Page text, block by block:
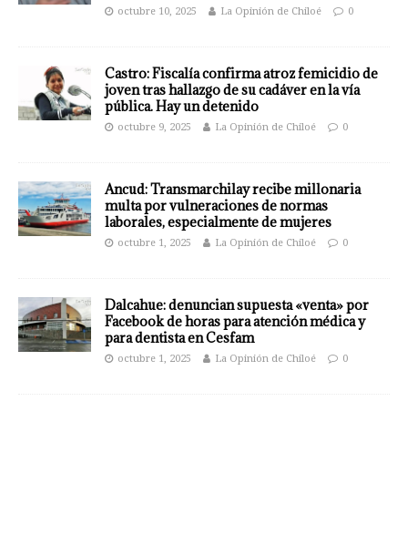
octubre 10, 2025 La Opinión de Chiloé 0
Castro: Fiscalía confirma atroz femicidio de
joven tras hallazgo de su cadáver en la vía
pública. Hay un detenido
octubre 9, 2025 La Opinión de Chiloé 0
Ancud: Transmarchilay recibe millonaria
multa por vulneraciones de normas
laborales, especialmente de mujeres
octubre 1, 2025 La Opinión de Chiloé 0
Dalcahue: denuncian supuesta «venta» por
Facebook de horas para atención médica y
para dentista en Cesfam
octubre 1, 2025 La Opinión de Chiloé 0